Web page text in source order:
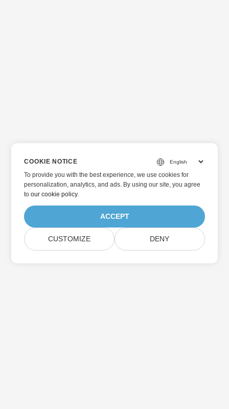
COOKIE NOTICE
To provide you with the best experience, we use cookies for
personalization, analytics, and ads. By using our site, you agree
toour cookie policy.
ACCEPT
CUSTOMIZE DENY